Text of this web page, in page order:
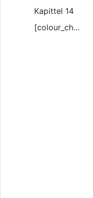
Kapittel 14
[colour_checker]